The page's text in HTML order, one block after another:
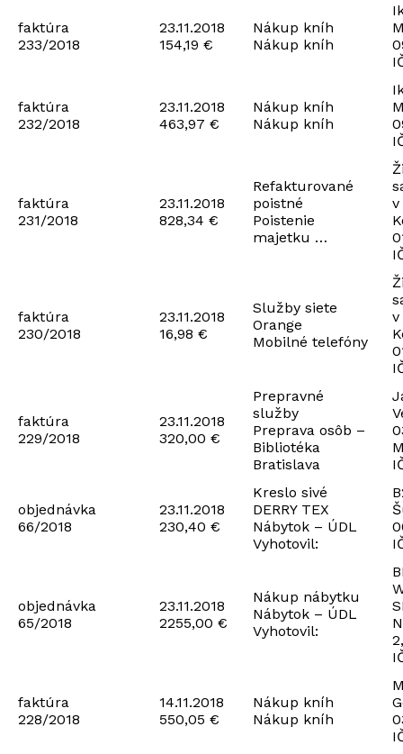
faktúra
233/2018
23.11.2018
154,19 €
Nákup kníh
Nákup kníh
faktúra
232/2018
23.11.2018
463,97 €
Nákup kníh
Nákup kníh
faktúra
231/2018
23.11.2018
828,34 €
Refakturované
poistné
Poistenie
majetku …
v
faktúra
230/2018
23.11.2018
16,98 €
Služby siete
Orange
Mobilné telefóny
v
faktúra
229/2018
23.11.2018
320,00 €
Prepravné
služby
Preprava osôb –
Bibliotéka
Bratislava
objednávka
66/2018
23.11.2018
230,40 €
Kreslo sivé
DERRY TEX
Nábytok – ÚDL
Vyhotovil:
objednávka
65/2018
23.11.2018
2255,00 €
Nákup nábytku
Nábytok – ÚDL
Vyhotovil:
faktúra
228/2018
14.11.2018
550,05 €
Nákup kníh
Nákup kníh